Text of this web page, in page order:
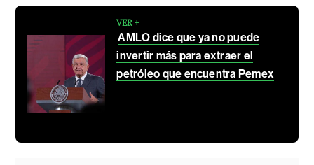
VER +
AMLO dice que ya no puede
invertir más para extraer el
petróleo que encuentra Pemex